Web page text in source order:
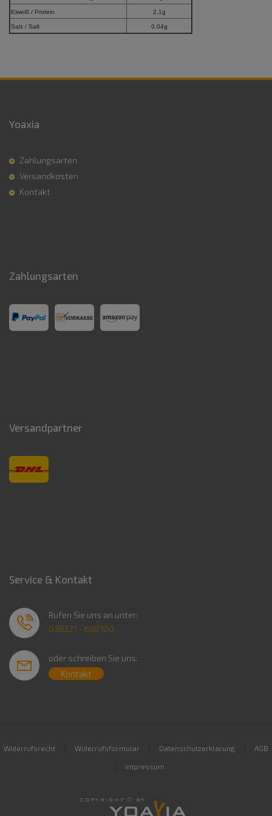
Eiweiß / Protein 2,1g
Salz / Salt 0,04g
Yoaxia
Zahlungsarten
Versandkosten
Kontakt
Zahlungsarten
Versandpartner
Service & Kontakt
Rufen Sie uns an unter:
038321 - 688700
oder schreiben Sie uns:
Kontakt
Widerrufsrecht Widerrufsformular Datenschutzerklärung AGB
Impressum